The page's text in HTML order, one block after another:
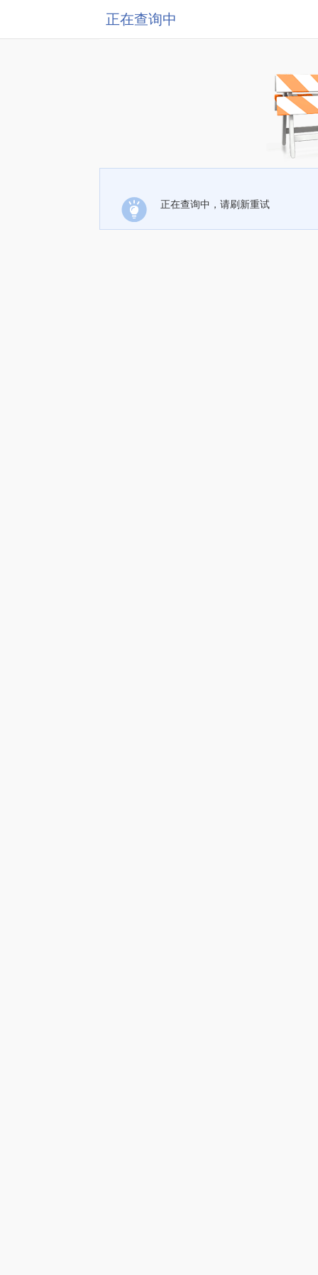
正在查询中
正在查询中，请刷新重试